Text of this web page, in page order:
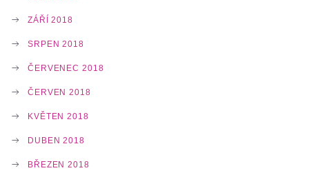
ZÁŘÍ 2018
SRPEN 2018
ČERVENEC 2018
ČERVEN 2018
KVĚTEN 2018
DUBEN 2018
BŘEZEN 2018